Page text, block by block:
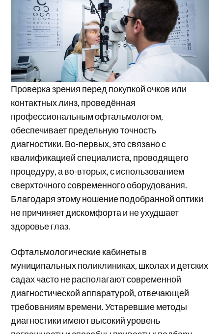
Проверка зрения перед покупкой очков или
контактных линз, проведённая
профессиональным офтальмологом,
обеспечивает предельную точность
диагностики. Во-первых, это связано с
квалификацией специалиста, проводящего
процедуру, а во-вторых, с использованием
сверхточного современного оборудования.
Благодаря этому ношение подобранной оптики
не причиняет дискомфорта и не ухудшает
здоровье глаз.
Офтальмологические кабинеты в
муниципальных поликлиниках, школах и детских
садах часто не располагают современной
диагностической аппаратурой, отвечающей
требованиям времени. Устаревшие методы
диагностики имеют высокий уровень